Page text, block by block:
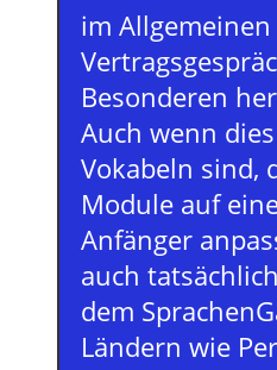
im
Besonderen
Auch wenn
Vokabeln sind,
Module auf
Anfänger
auch
dem
Ländern wie